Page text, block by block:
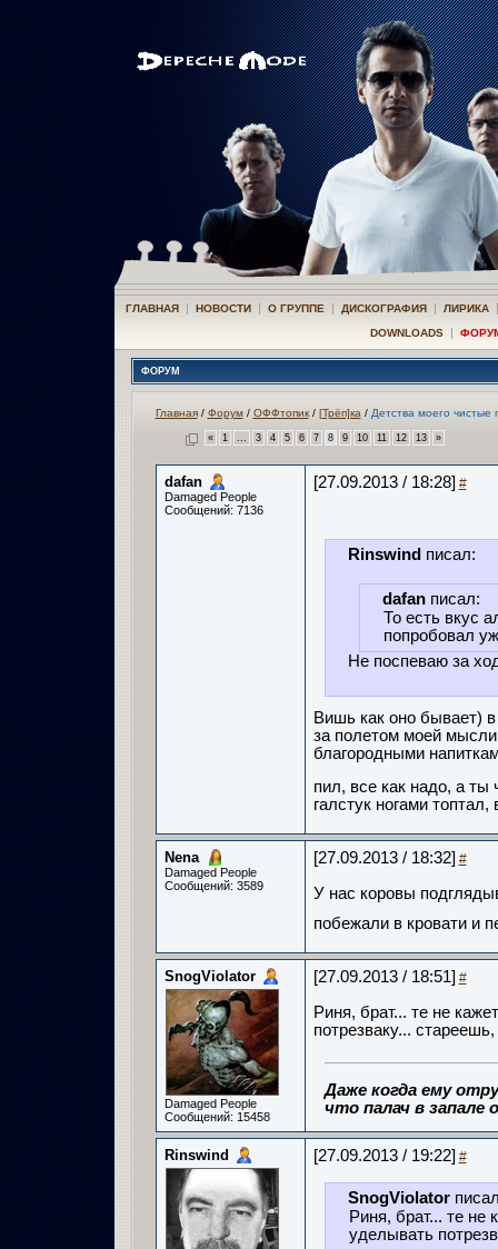
ГЛАВНАЯ | НОВОСТИ | О ГРУППЕ | ДИСКОГРАФИЯ | ЛИРИКА
DOWNLOADS |
ФОРУМ
Главная/ Форум/ ОФФтопик/ [Трёп]ка / Детства моего чистые
« 1 ... 3 4 5 6 7 8 9 10 11 12 13 »
dafan
Damaged People
Сообщений: 7136
[27.09.2013 / 18:28] #
Rinswind писал:
dafanписал:
То есть вкус
попробовал
Не поспеваю за
Вишь как оно бывает)
за полетом моей
благородными
пил, все как надо, а
галстук ногами
Nena
Damaged People
Сообщений: 3589
[27.09.2013 / 18:32] #
У нас коровы
побежали в кровати и
SnogViolator
Damaged People
Сообщений: 15458
[27.09.2013 / 18:51] #
Риня, брат... те не
потрезваку...
Даже когда ему
что палач в запале
Rinswind [27.09.2013 / 19:22] #
SnogViolator
Риня, брат... те не
уделывать